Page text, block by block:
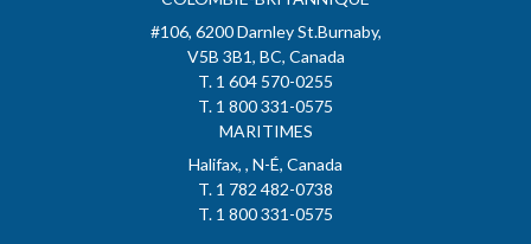
#106, 6200 Darnley St.Burnaby,
V5B 3B1, BC, Canada
T. 1 604 570-0255
T. 1 800 331-0575
MARITIMES
Halifax, , N-É, Canada
T. 1 782 482-0738
T. 1 800 331-0575